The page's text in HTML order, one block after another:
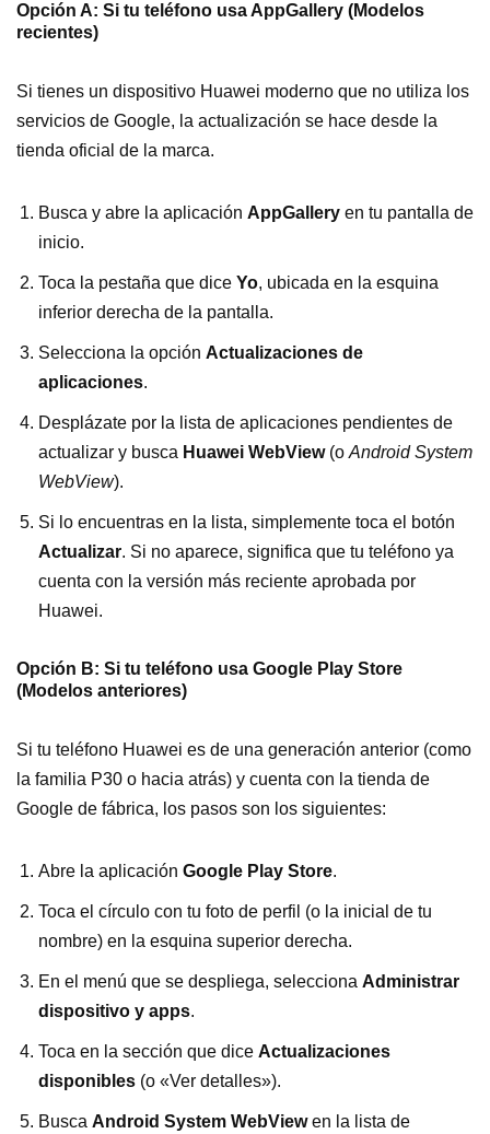
Opción A: Si tu teléfono usa AppGallery (Modelos
recientes)
Si tienes un dispositivo Huawei moderno que no utiliza los
servicios de Google, la actualización se hace desde la
tienda oficial de la marca.
Busca y abre la aplicación AppGallery en tu pantalla de
inicio.
Toca la pestaña que dice Yo, ubicada en la esquina
inferior derecha de la pantalla.
Selecciona la opción Actualizaciones de
aplicaciones.
Desplázate por la lista de aplicaciones pendientes de
actualizar y busca Huawei WebView(o Android System
WebView).
Si lo encuentras en la lista, simplemente toca el botón
Actualizar. Si no aparece, significa que tu teléfono ya
cuenta con la versión más reciente aprobada por
Huawei.
Opción B: Si tu teléfono usa Google Play Store
(Modelos anteriores)
Si tu teléfono Huawei es de una generación anterior (como
la familia P30 o hacia atrás) y cuenta con la tienda de
Google de fábrica, los pasos son los siguientes:
Abre la aplicación Google Play Store.
Toca el círculo con tu foto de perfil (o la inicial de tu
nombre) en la esquina superior derecha.
En el menú que se despliega, selecciona Administrar
dispositivo y apps.
Toca en la sección que dice Actualizaciones
disponibles (o «Ver detalles»).
Busca Android System WebViewen la lista de